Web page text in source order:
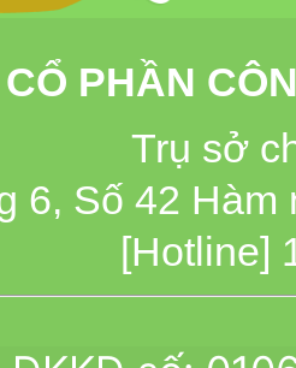
PHẦN
Trụ sở
6, Số 42
[Hotline]